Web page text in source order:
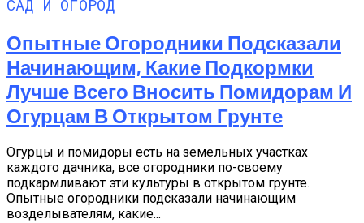
САД И ОГОРОД
Опытные Огородники Подсказали
Начинающим, Какие Подкормки
Лучше Всего Вносить Помидорам И
Огурцам В Открытом Грунте
Огурцы и помидоры есть на земельных участках
каждого дачника, все огородники по-своему
подкармливают эти культуры в открытом грунте.
Опытные огородники подсказали начинающим
возделывателям, какие...